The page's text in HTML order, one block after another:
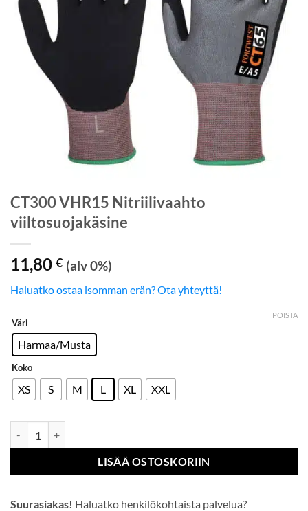
CT300 VHR15 Nitriilivaahto
viiltosuojakäsine
11,80 € (alv 0%)
Haluatko ostaa isomman erän? Ota yhteyttä!
Väri
Harmaa/Musta
Koko
XS S M L XL XXL
POISTA
LISÄÄ OSTOSKORIIN
Suurasiakas! Haluatko henkilökohtaista palvelua?